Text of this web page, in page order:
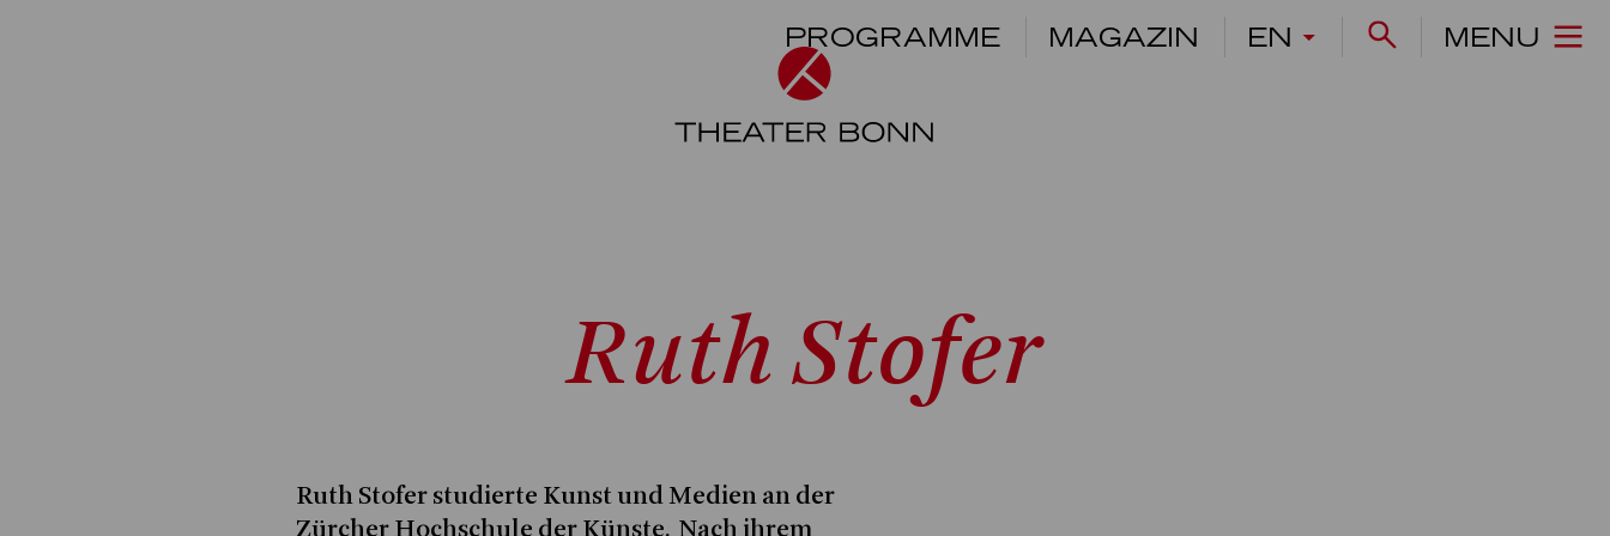
PROGRAMME MAGAZIN EN MENU
Ruth Stofer
Ruth Stofer studierte Kunst und Medien an der